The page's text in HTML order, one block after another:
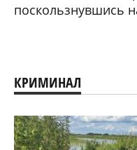
поскользнувшись
КРИМИНАЛ